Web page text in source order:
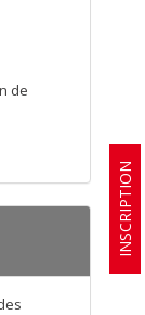
INSCRIPTION
de